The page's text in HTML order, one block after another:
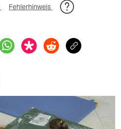
Fehlerhinweis